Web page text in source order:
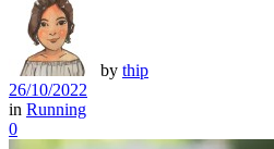
by thip
26/10/2022
in Running
0